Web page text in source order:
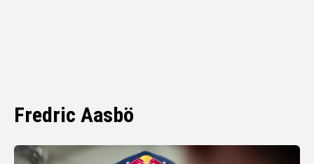
Fredric Aasbö